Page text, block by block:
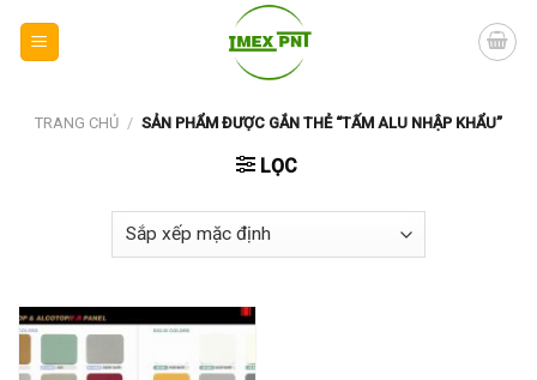
TRANG CHỦ / SẢN PHẨM ĐƯỢC GẮN THẺ “TẤM ALU NHẬP KHẨU”
LỌC